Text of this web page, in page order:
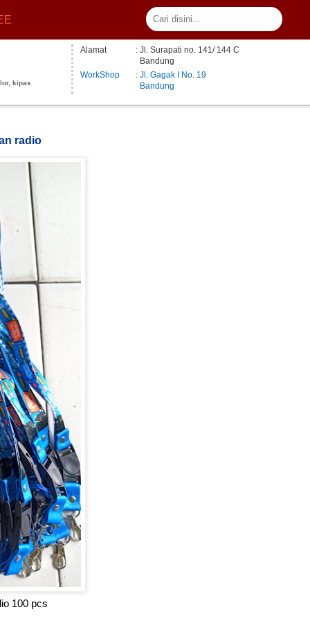
kipas
Alamat
: Jl. Surapati no. 141/ 144 C
Bandung
WorkShop
: Jl. Gagak I No. 19
Bandung
radio
100 pcs